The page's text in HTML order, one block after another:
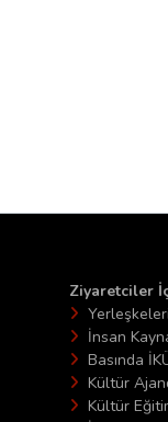
Ziyaretciler
İnsan
Basında
Kültür
Kültür